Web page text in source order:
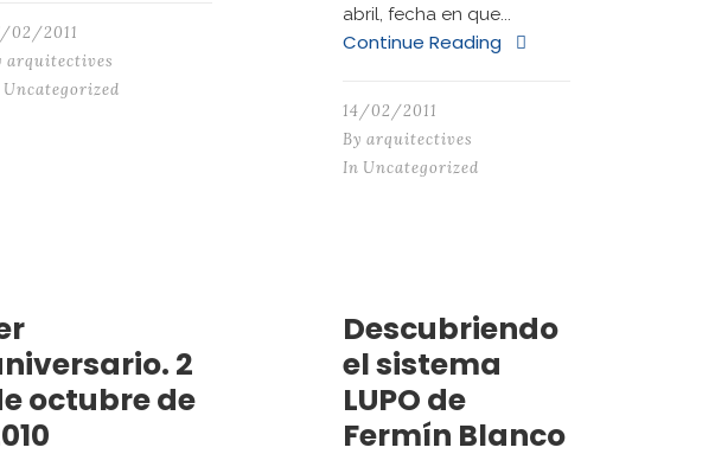
02/2011
arquitectives
Uncategorized
abril, fecha en que...
Continue Reading
14/02/2011
By arquitectives
In Uncategorized
2
octubre de
Descubriendo
el sistema
LUPO de
Fermín Blanco